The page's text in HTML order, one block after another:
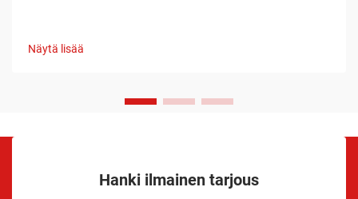
Näytä lisää
Hanki ilmainen tarjous